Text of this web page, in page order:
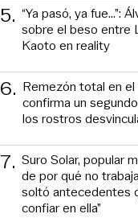
5. “Ya pasó, ya fue...”:
sobre el beso entre
Kaoto en reality
6. Remezón total en el
confirma un
los rostros
7. Suro Solar, popular
de por qué no
soltó antecedentes
confiar en ella”